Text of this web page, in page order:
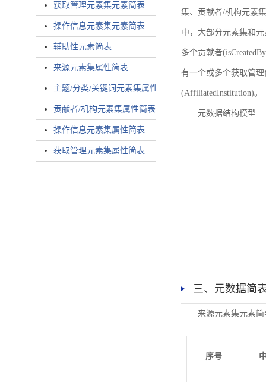
获取管理元素集元素简表
操作信息元素集元素简表
辅助性元素简表
来源元素集属性简表
主题/分类/关键词元素集属性简表
贡献者/机构元素集属性简表
操作信息元素集属性简表
获取管理元素集属性简表
集、贡献者/机构元素
中，大部分元素集和
多个贡献者
有一个或多个获取管理
(AffiliatedInstitution)。
元数据结构模型
三、元数据简
来源元素集元素简
序号